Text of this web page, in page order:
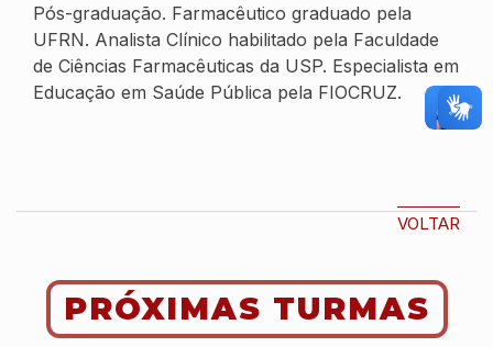
Pós-graduação. Farmacêutico graduado pela
UFRN. Analista Clínico habilitado pela Faculdade
de Ciências Farmacêuticas da USP. Especialista em
Educação em Saúde Pública pela FIOCRUZ.
VOLTAR
PRÓXIMAS TURMAS